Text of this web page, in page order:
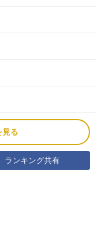
見る
ランキング共有